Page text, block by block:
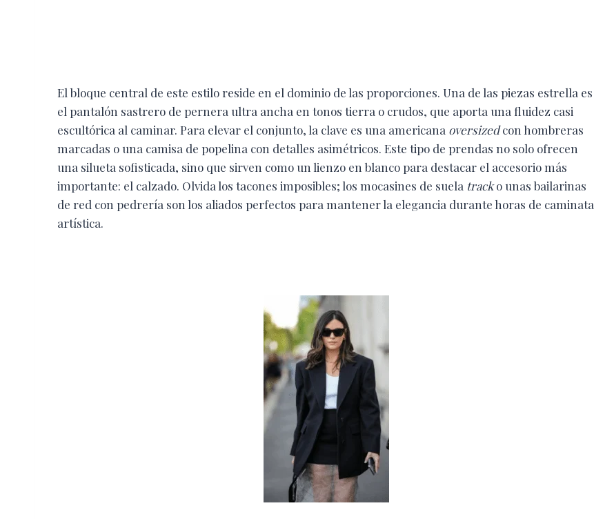
El bloque central de este estilo reside en el dominio de las proporciones. Una de las piezas estrella es
el pantalón sastrero de pernera ultra ancha en tonos tierra o crudos, que aporta una fluidez casi
escultórica al caminar. Para elevar el conjunto, la clave es una americana oversizedcon hombreras
marcadas o una camisa de popelina con detalles asimétricos. Este tipo de prendas no solo ofrecen
una silueta sofisticada, sino que sirven como un lienzo en blanco para destacar el accesorio más
importante: el calzado. Olvida los tacones imposibles; los mocasines de suela tracko unas bailarinas
de red con pedrería son los aliados perfectos para mantener la elegancia durante horas de caminata
artística.